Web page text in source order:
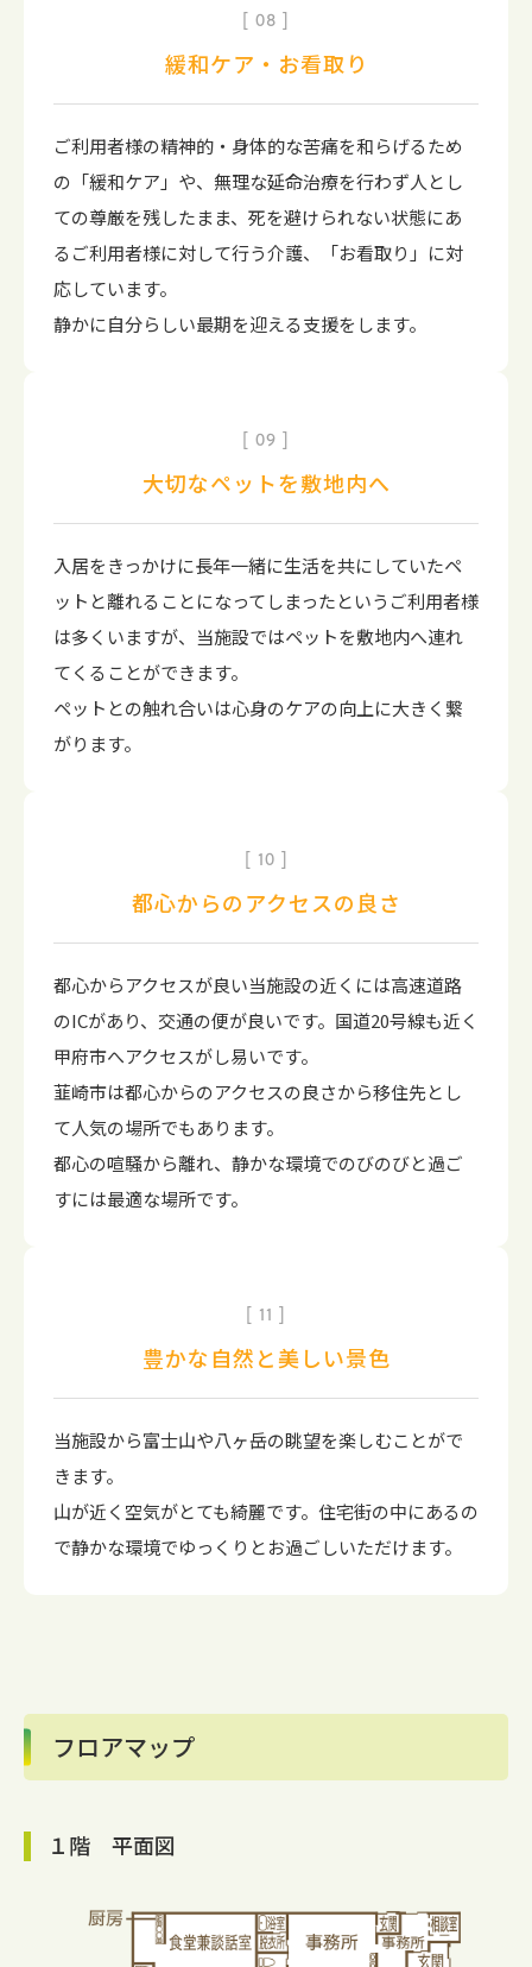
08
緩和ケア・お看取り
ご利用者様の精神的・身体的な苦痛を和らげるため
の「緩和ケア」や、無理な延命治療を行わず人とし
ての尊厳を残したまま、死を避けられない状態にあ
るご利用者様に対して行う介護、「お看取り」に対
応しています。
静かに自分らしい最期を迎える支援をします。
09
大切なペットを敷地内へ
入居をきっかけに長年一緒に生活を共にしていたペ
ットと離れることになってしまったというご利用者様
は多くいますが、当施設ではペットを敷地内へ連れ
てくることができます。
ペットとの触れ合いは心身のケアの向上に大きく繋
がります。
10
都心からのアクセスの良さ
都心からアクセスが良い当施設の近くには高速道路
のICがあり、交通の便が良いです。国道20号線も近く
甲府市へアクセスがし易いです。
韮崎市は都心からのアクセスの良さから移住先とし
て人気の場所でもあります。
都心の喧騒から離れ、静かな環境でのびのびと過ご
すには最適な場所です。
11
豊かな自然と美しい景色
当施設から富士山や八ヶ岳の眺望を楽しむことがで
きます。
山が近く空気がとても綺麗です。住宅街の中にあるの
で静かな環境でゆっくりとお過ごしいただけます。
フロアマップ
１階 平面図